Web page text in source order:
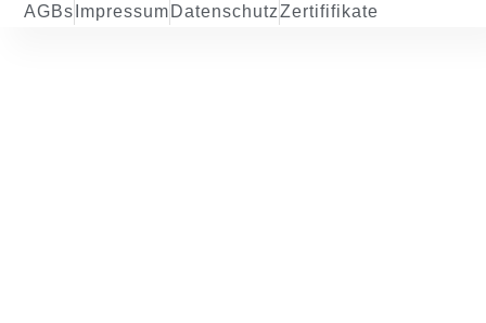
AGBs Impressum DatenschutzZertififikate